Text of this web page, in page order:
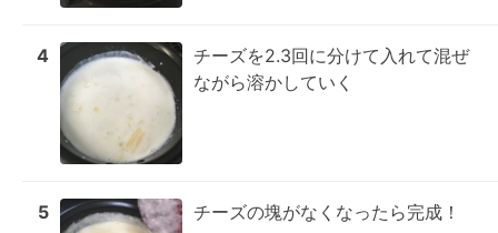
4
チーズを2.3回に分けて入れて混ぜ
ながら溶かしていく
5 チーズの塊がなくなったら完成！